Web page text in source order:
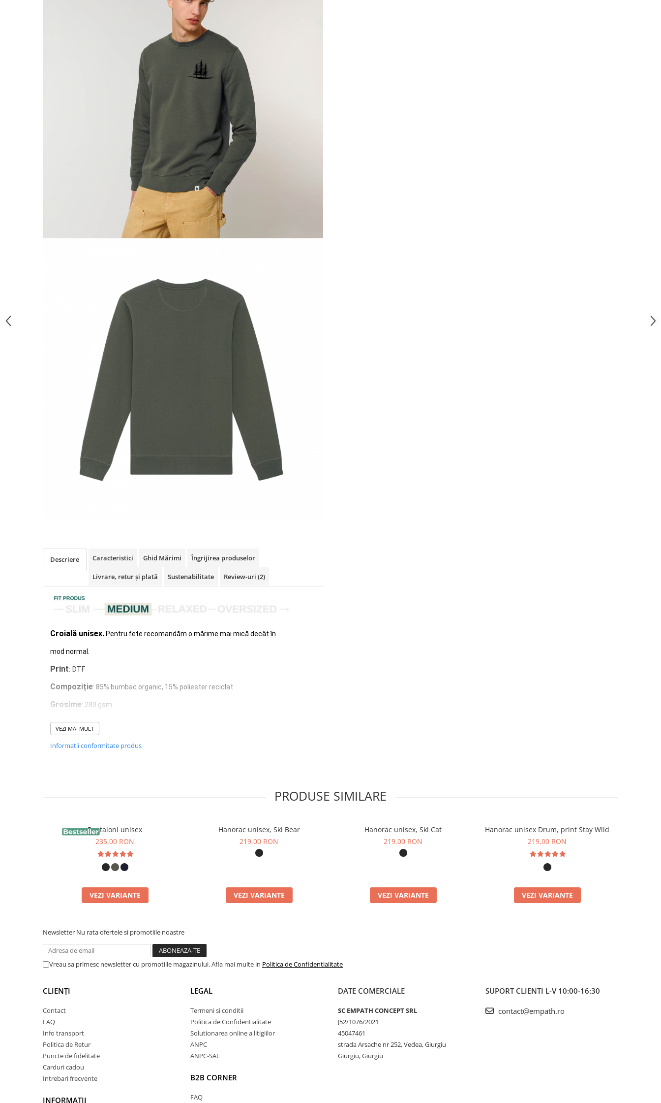
Descriere Caracteristici Ghid Mărimi Îngrijirea produselor
Livrare, retur și plată Sustenabilitate Review-uri (2)
Croială unisex. Pentru fete recomandăm o mărime mai mică decât în
mod normal.
Print: DTF
Compoziție: 85% bumbac organic, 15% poliester reciclat
Grosime: 280 gsm
micro-fibre și scame.
Creează un strat mai moale, dar mai fragil față de structura compactă a
ales dacă sunt purtate peste un strat de haine închise la culoare sau dacă
fibre eliminate în timpul producției se reduce, iar materialul devine mai stabil.
Calitate Excepțională
Datorită conținutului ridicat de bumbac organic, această bluză este extrem
de delicată cu pielea, fiind ideal chiar și pentru pielea sensibilă. Materialul
moale și fin oferă o senzație plăcută la purtare, permițând pielii să respire și
asigurând un confort optim pe tot parcursul zilei.
Interiorul pufos adaugă un plus de căldură, transformându-l în alegerea
perfectă pentru sezonul rece.
VEZI MAI MULT
Informatii conformitate produs
PRODUSE SIMILARE
Pantaloni unisex
235,00 RON
VEZI VARIANTE
Hanorac unisex, Ski Bear
219,00 RON
VEZI VARIANTE
Hanorac unisex, Ski Cat
219,00 RON
VEZI VARIANTE
Hanorac unisex Drum, print Stay Wild
219,00 RON
VEZI VARIANTE
Newsletter Nu rata ofertele si promotiile noastre
Vreau sa primesc newsletter cu promotiile magazinului. Afla mai multe in Politica de Confidentialitate
CLIENȚI
Contact
FAQ
Info transport
Politica de Retur
Puncte de fidelitate
Carduri cadou
Intrebari frecvente
INFORMAȚII
LEGAL
Termeni si conditii
Politica de Confidentialitate
Solutionarea online a litigiilor
ANPC
ANPC-SAL
B2B CORNER
FAQ
DATE COMERCIALE
SC EMPATH CONCEPT SRL
J52/1076/2021
45047461
strada Arsache nr 252, Vedea, Giurgiu
Giurgiu, Giurgiu
SUPORT CLIENTI L-V 10:00-16:30
contact@empath.ro